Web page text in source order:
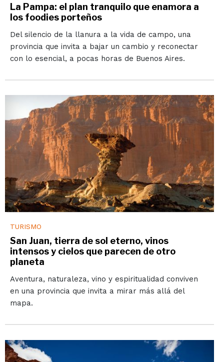
La Pampa: el plan tranquilo que enamora a
los foodies porteños
Del silencio de la llanura a la vida de campo, una
provincia que invita a bajar un cambio y reconectar
con lo esencial, a pocas horas de Buenos Aires.
TURISMO
San Juan, tierra de sol eterno, vinos
intensos y cielos que parecen de otro
planeta
Aventura, naturaleza, vino y espiritualidad conviven
en una provincia que invita a mirar más allá del
mapa.